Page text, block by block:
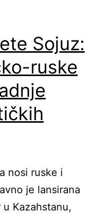
Sojuz:
ruske
nosi ruske i
je lansirana
Kazahstanu,